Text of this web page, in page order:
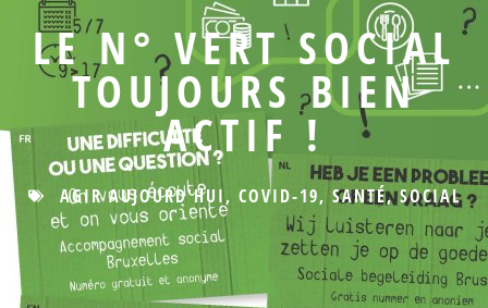
LE N° VERT SOCIAL
TOUJOURS BIEN
ACTIF !
AGIR AUJOURD'HUI, COVID-19, SANTÉ,SOCIAL